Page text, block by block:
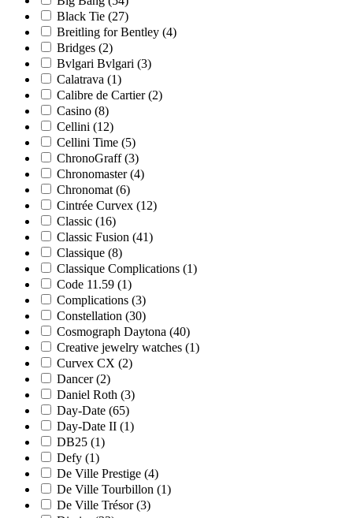
Black Tie (27)
Breitling for Bentley (4)
Bridges (2)
Bvlgari Bvlgari (3)
Calatrava (1)
Calibre de Cartier (2)
Casino (8)
Cellini (12)
Cellini Time (5)
ChronoGraff (3)
Chronomaster (4)
Chronomat (6)
Cintrée Curvex (12)
Classic (16)
Classic Fusion (41)
Classique (8)
Classique Complications (1)
Code 11.59 (1)
Complications (3)
Constellation (30)
Cosmograph Daytona (40)
Creative jewelry watches (1)
Curvex CX (2)
Dancer (2)
Daniel Roth (3)
Day-Date (65)
Day-Date II (1)
DB25 (1)
Defy (1)
De Ville Prestige (4)
De Ville Tourbillon (1)
De Ville Trésor (3)